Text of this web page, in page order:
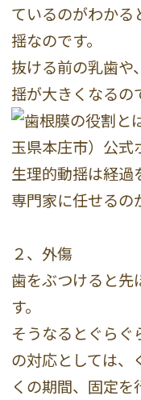
ているのがわか
揺なのです。
抜ける前の乳歯や
揺が大きくなるの
生理的動揺は経過
専門家に任せるの
２、外傷
歯をぶつけると先
す。
そうなるとぐらぐ
の対応としては、
くの期間、固定を